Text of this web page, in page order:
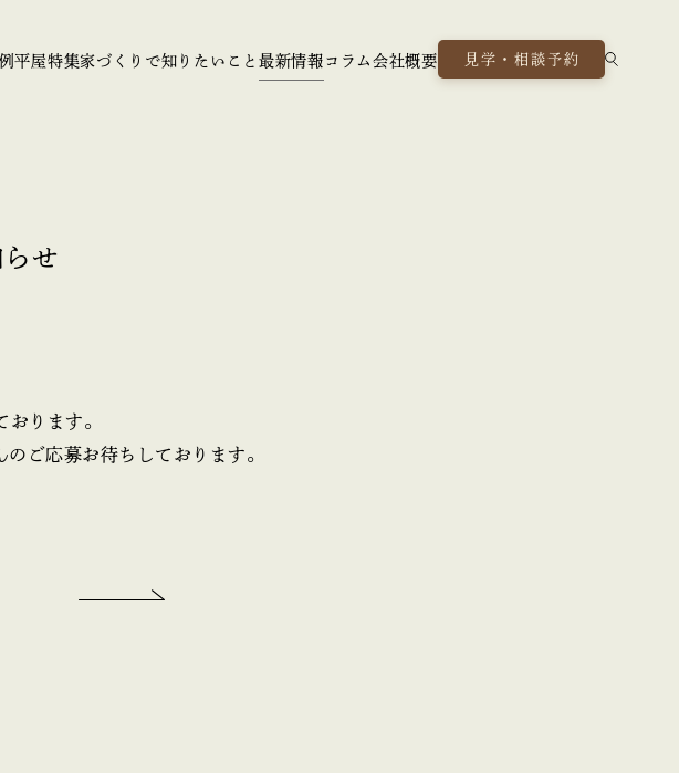
平屋特集家づくりで知りたいこと最新情報 コラム 会社概要 見学・相談予約
せ
ります。
ご応募お待ちしております。